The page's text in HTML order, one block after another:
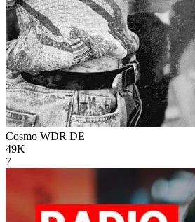
Cosmo WDR DE
49K
7